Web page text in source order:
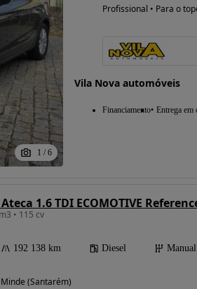
de
1 / 6
Profissional • Para o
Vila Nova automóveis
Financiamento Entrega em
Ateca 1.6 TDI ECOMOTIVE
• 115 cv
192 138 km Diesel Manual
Minde (Santarém)